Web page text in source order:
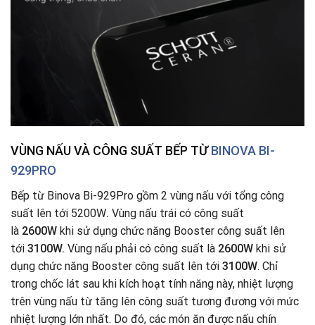
VÙNG NẤU VÀ CÔNG SUẤT BẾP TỪBINOVA BI-
929PRO
Bếp từ Binova Bi-929Pro gồm 2 vùng nấu với tổng công
suất lên tới 5200W. Vùng nấu trái có công suất
là 2600W khi sử dụng chức năng Booster công suất lên
tới 3100W. Vùng nấu phải có công suất là 2600W khi sử
dụng chức năng Booster công suất lên tới 3100W. Chỉ
trong chốc lát sau khi kích hoạt tính năng này, nhiệt lượng
trên vùng nấu từ tăng lên công suất tương đương với mức
nhiệt lượng lớn nhất. Do đó, các món ăn được nấu chín